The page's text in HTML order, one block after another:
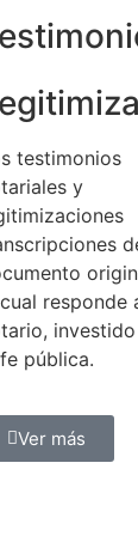
testimonios
y
responde
pública.
Ver más